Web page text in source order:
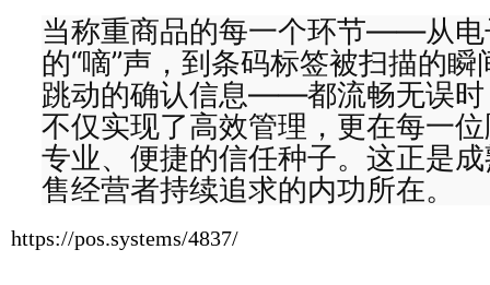
当称重商品的每一个环节——从电
的“嘀”声，到条码标签被扫描的
跳动的确认信息——都流畅无误时
不仅实现了高效管理，更在每一
专业、便捷的信任种子。这正是
售经营者持续追求的内功所在。
https://pos.systems/4837/